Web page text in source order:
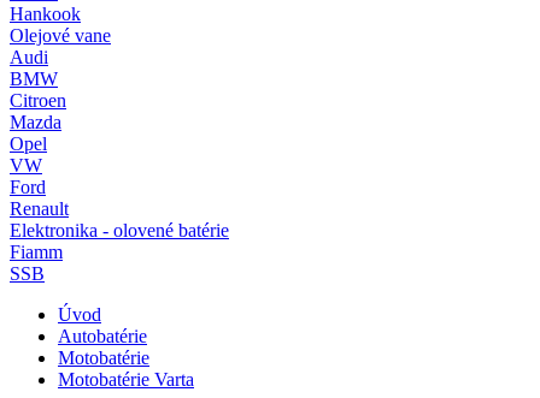
Hankook
Olejové vane
Audi
BMW
Citroen
Mazda
Opel
VW
Ford
Renault
Elektronika - olovené batérie
Fiamm
SSB
Úvod
Autobatérie
Motobatérie
Motobatérie Varta